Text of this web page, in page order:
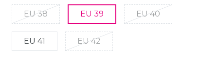
EU 38 EU 39 EU 40
EU 41 EU 42